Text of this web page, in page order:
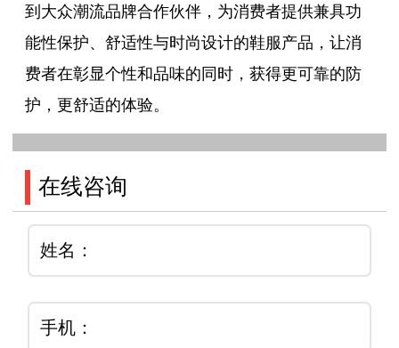
到大众潮流品牌合作伙伴，为消费者提供兼具功
能性保护、舒适性与时尚设计的鞋服产品，让消
费者在彰显个性和品味的同时，获得更可靠的防
护，更舒适的体验。
在线咨询
姓名：
手机：